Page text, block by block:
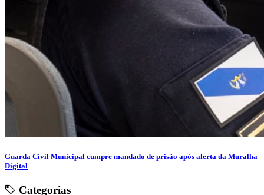
Guarda Civil Municipal cumpre mandado de prisão após alerta da Muralha
Digital
Categorias